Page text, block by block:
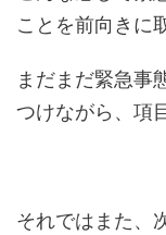
ことを前向きに
まだまだ緊急事
つけながら、項
それではまた、